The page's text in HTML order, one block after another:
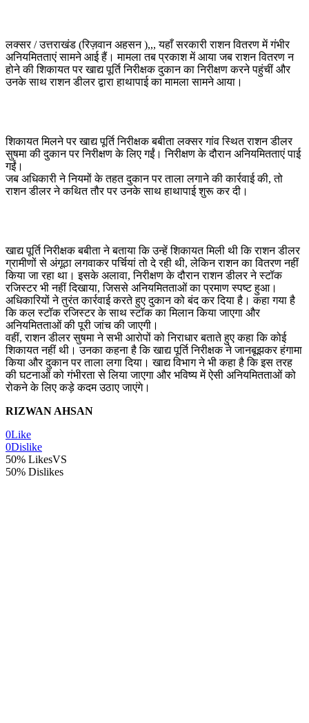
लक्सर / उत्तराखंड (रिज़वान अहसन ),,, यहाँ सरकारी राशन वितरण में गंभीर
अनियमितताएं सामने आई हैं। मामला तब प्रकाश में आया जब राशन वितरण न
होने की शिकायत पर खाद्य पूर्ति निरीक्षक दुकान का निरीक्षण करने पहुंचीं और
उनके साथ राशन डीलर द्वारा हाथापाई का मामला सामने आया।
शिकायत मिलने पर खाद्य पूर्ति निरीक्षक बबीता लक्सर गांव स्थित राशन डीलर
सुषमा की दुकान पर निरीक्षण के लिए गईं। निरीक्षण के दौरान अनियमितताएं पाई
गईं।
जब अधिकारी ने नियमों के तहत दुकान पर ताला लगाने की कार्रवाई की, तो
राशन डीलर ने कथित तौर पर उनके साथ हाथापाई शुरू कर दी।
खाद्य पूर्ति निरीक्षक बबीता ने बताया कि उन्हें शिकायत मिली थी कि राशन डीलर
ग्रामीणों से अंगूठा लगवाकर पर्चियां तो दे रही थी, लेकिन राशन का वितरण नहीं
किया जा रहा था। इसके अलावा, निरीक्षण के दौरान राशन डीलर ने स्टॉक
रजिस्टर भी नहीं दिखाया, जिससे अनियमितताओं का प्रमाण स्पष्ट हुआ।
अधिकारियों ने तुरंत कार्रवाई करते हुए दुकान को बंद कर दिया है। कहा गया है
कि कल स्टॉक रजिस्टर के साथ स्टॉक का मिलान किया जाएगा और
अनियमितताओं की पूरी जांच की जाएगी।
वहीं, राशन डीलर सुषमा ने सभी आरोपों को निराधार बताते हुए कहा कि कोई
शिकायत नहीं थी। उनका कहना है कि खाद्य पूर्ति निरीक्षक ने जानबूझकर हंगामा
किया और दुकान पर ताला लगा दिया। खाद्य विभाग ने भी कहा है कि इस तरह
की घटनाओं को गंभीरता से लिया जाएगा और भविष्य में ऐसी अनियमितताओं को
रोकने के लिए कड़े कदम उठाए जाएंगे।
RIZWAN AHSAN
0Like
0Dislike
50% LikesVS
50% Dislikes